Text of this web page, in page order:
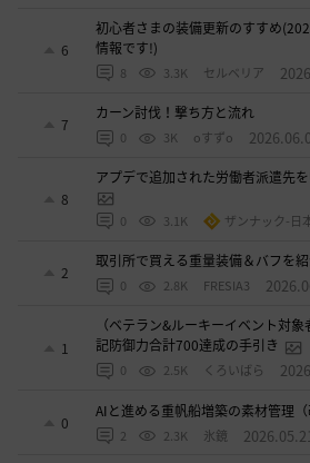
6
初心者さまの装備更新のすすめ
情報です!)
8 3.3K セルベリア
7
カーン討伐！撃ち方と流れ
0 3K oすずo
8
アプデで追加された労働者派遣先
0 3.1K ザンナック-日
2
取引所で買える重量装備＆バフを
0 2.8K FRESIA3
1
（ベテラン&ルーキーイベント対
記防御力合計700達成の手引き
0 2.5K くろいばら
0
AIと進める重帆船増築の素材管理（
2 2.3K 氷鏡 2026.05.21